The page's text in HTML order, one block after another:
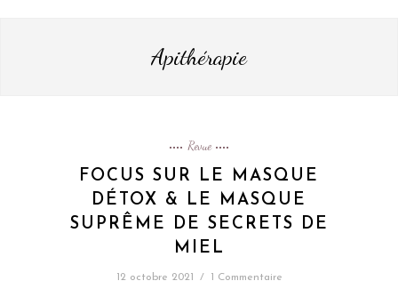
Apithérapie
Revue
FOCUS SUR LE MASQUE
DÉTOX & LE MASQUE
SUPRÊME DE SECRETS DE
MIEL
12 octobre 2021 / 1 Commentaire